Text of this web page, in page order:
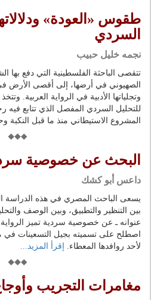
طقوس «العودة»
السردي
نجمه خليل حبيب
تتقصى الباحثة الفلسطينية التي دفع بها
الصهيوني في أرضها، إلى أقصى الأرض
وتجلياتها الأدبية في الرواية العربية.
للتحليل السردي المفصل الذي تتابع فيه
المشروع الاستيطاني منذ ما قبل النكبة
البحث عن خصوصية
داعس أبو كشك
يسعى الباحث المصري في هذه الدراسة
بين التنظير والتطبيق، وبين الوصف
عنوانه ـ عن خصوصية سردية تميز الرواية
اصطلح على تسميته بجيل التسعينات في
لأحد روافدها المعطاء.
إقرأ المزيد...
مغامرات التجريب